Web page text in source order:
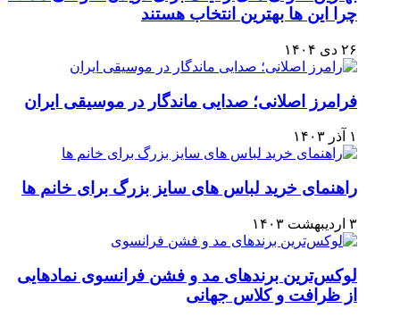
چرا این ها بهترین انتخاب هستند
۲۶ دی ۱۴۰۴
فرامرز اصلانی؛ صدایی ماندگار در موسیقی ایران
۱ آذر ۱۴۰۳
راهنمای خرید لباس های سایز بزرگ برای خانم ها
۳ اردیبهشت ۱۴۰۳
لوکس‌ترین برند‌های مد و فشن فرانسوی نمادهایی
از ظرافت و کلاس جهانی